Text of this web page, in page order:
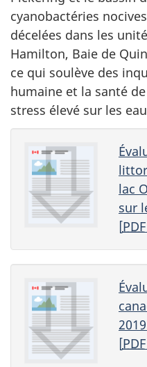
cyanobactéries
décelées dans les
Hamilton, Baie de
ce qui soulève des
humaine et la santé
stress élevé sur les
lac
sur
[PDF
[PDF